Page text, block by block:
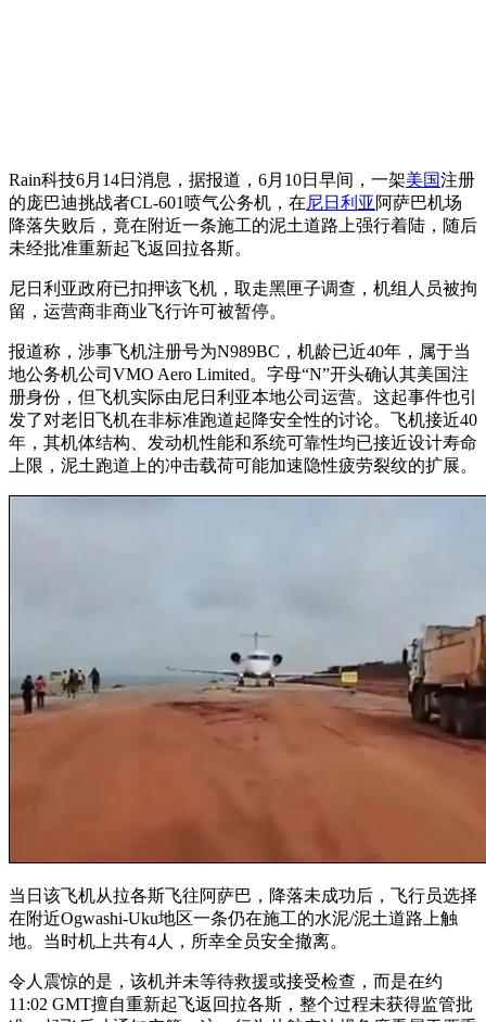
Rain科技6月14日消息，据报道，6月10日早间，一架美国注册
的庞巴迪挑战者CL-601喷气公务机，在尼日利亚 阿萨巴机场
降落失败后，竟在附近一条施工的泥土道路上强行着陆，随后
未经批准重新起飞返回拉各斯。
尼日利亚政府已扣押该飞机，取走黑匣子调查，机组人员被拘
留，运营商非商业飞行许可被暂停。
报道称，涉事飞机注册号为N989BC，机龄已近40年，属于当
地公务机公司VMO Aero Limited。字母“N”开头确认其美国注
册身份，但飞机实际由尼日利亚本地公司运营。这起事件也引
发了对老旧飞机在非标准跑道起降安全性的讨论。飞机接近40
年，其机体结构、发动机性能和系统可靠性均已接近设计寿命
上限，泥土跑道上的冲击载荷可能加速隐性疲劳裂纹的扩展。
当日该飞机从拉各斯飞往阿萨巴，降落未成功后，飞行员选择
在附近Ogwashi-Uku地区一条仍在施工的水泥/泥土道路上触
地。当时机上共有4人，所幸全员安全撤离。
令人震惊的是，该机并未等待救援或接受检查，而是在约
11:02 GMT擅自重新起飞返回拉各斯，整个过程未获得监管批